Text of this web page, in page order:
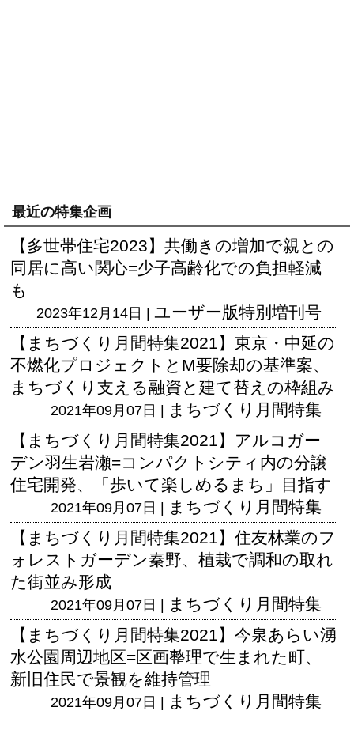
最近の特集企画
【多世帯住宅2023】共働きの増加で親との
同居に高い関心=少子高齢化での負担軽減
も
2023年12月14日 | ユーザー版特別増刊号
【まちづくり月間特集2021】東京・中延の
不燃化プロジェクトとM要除却の基準案、
まちづくり支える融資と建て替えの枠組み
2021年09月07日 | まちづくり月間特集
【まちづくり月間特集2021】アルコガー
デン羽生岩瀬=コンパクトシティ内の分譲
住宅開発、「歩いて楽しめるまち」目指す
2021年09月07日 | まちづくり月間特集
【まちづくり月間特集2021】住友林業のフ
ォレストガーデン秦野、植栽で調和の取れ
た街並み形成
2021年09月07日 | まちづくり月間特集
【まちづくり月間特集2021】今泉あらい湧
水公園周辺地区=区画整理で生まれた町、
新旧住民で景観を維持管理
2021年09月07日 | まちづくり月間特集